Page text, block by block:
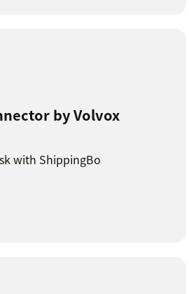
by Volvox
with ShippingBo